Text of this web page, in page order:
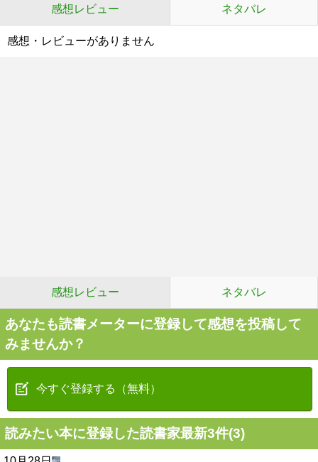
感想レビュー ネタバレ
感想・レビューがありません
感想レビュー ネタバレ
あなたも読書メーターに登録して感想を投稿して
みませんか？
今すぐ登録する（無料）
読みたい本に登録した読書家最新3件(3)